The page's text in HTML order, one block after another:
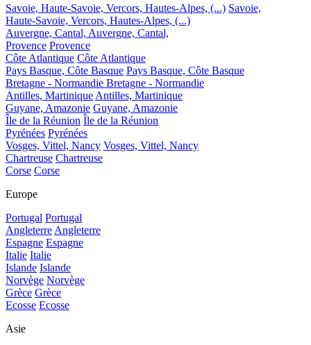
Savoie, Haute-Savoie, Vercors, Hautes-Alpes, (...) Savoie,
Haute-Savoie, Vercors, Hautes-Alpes, (...)
Auvergne, Cantal, Auvergne, Cantal,
Provence Provence
Côte Atlantique Côte Atlantique
Pays Basque, Côte Basque Pays Basque, Côte Basque
Bretagne - Normandie Bretagne - Normandie
Antilles, Martinique Antilles, Martinique
Guyane, Amazonie Guyane, Amazonie
Île de la Réunion Île de la Réunion
Pyrénées Pyrénées
Vosges, Vittel, Nancy Vosges, Vittel, Nancy
Chartreuse Chartreuse
Corse Corse
Europe
Portugal Portugal
Angleterre Angleterre
Espagne Espagne
Italie Italie
Islande Islande
Norvège Norvège
Grèce Grèce
Ecosse Ecosse
Asie